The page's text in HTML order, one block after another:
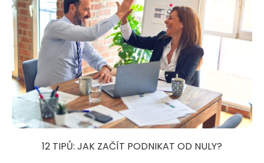
12 TIPŮ: JAK ZAČÍT PODNIKAT OD NULY?